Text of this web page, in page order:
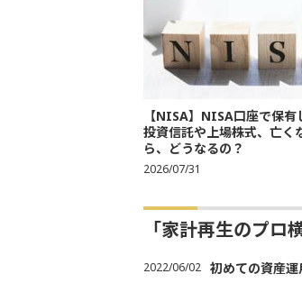
【NISA】NISA口座で保有
投資信託や上場株式、亡く
ら、どうなるの？
2026/07/31
「家計再生のプ
2022/06/02 初めての資産